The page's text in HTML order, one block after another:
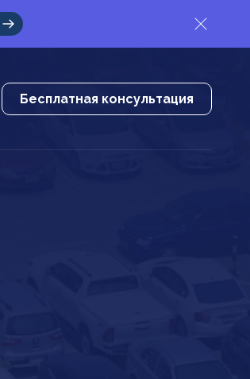
Бесплатная консультация